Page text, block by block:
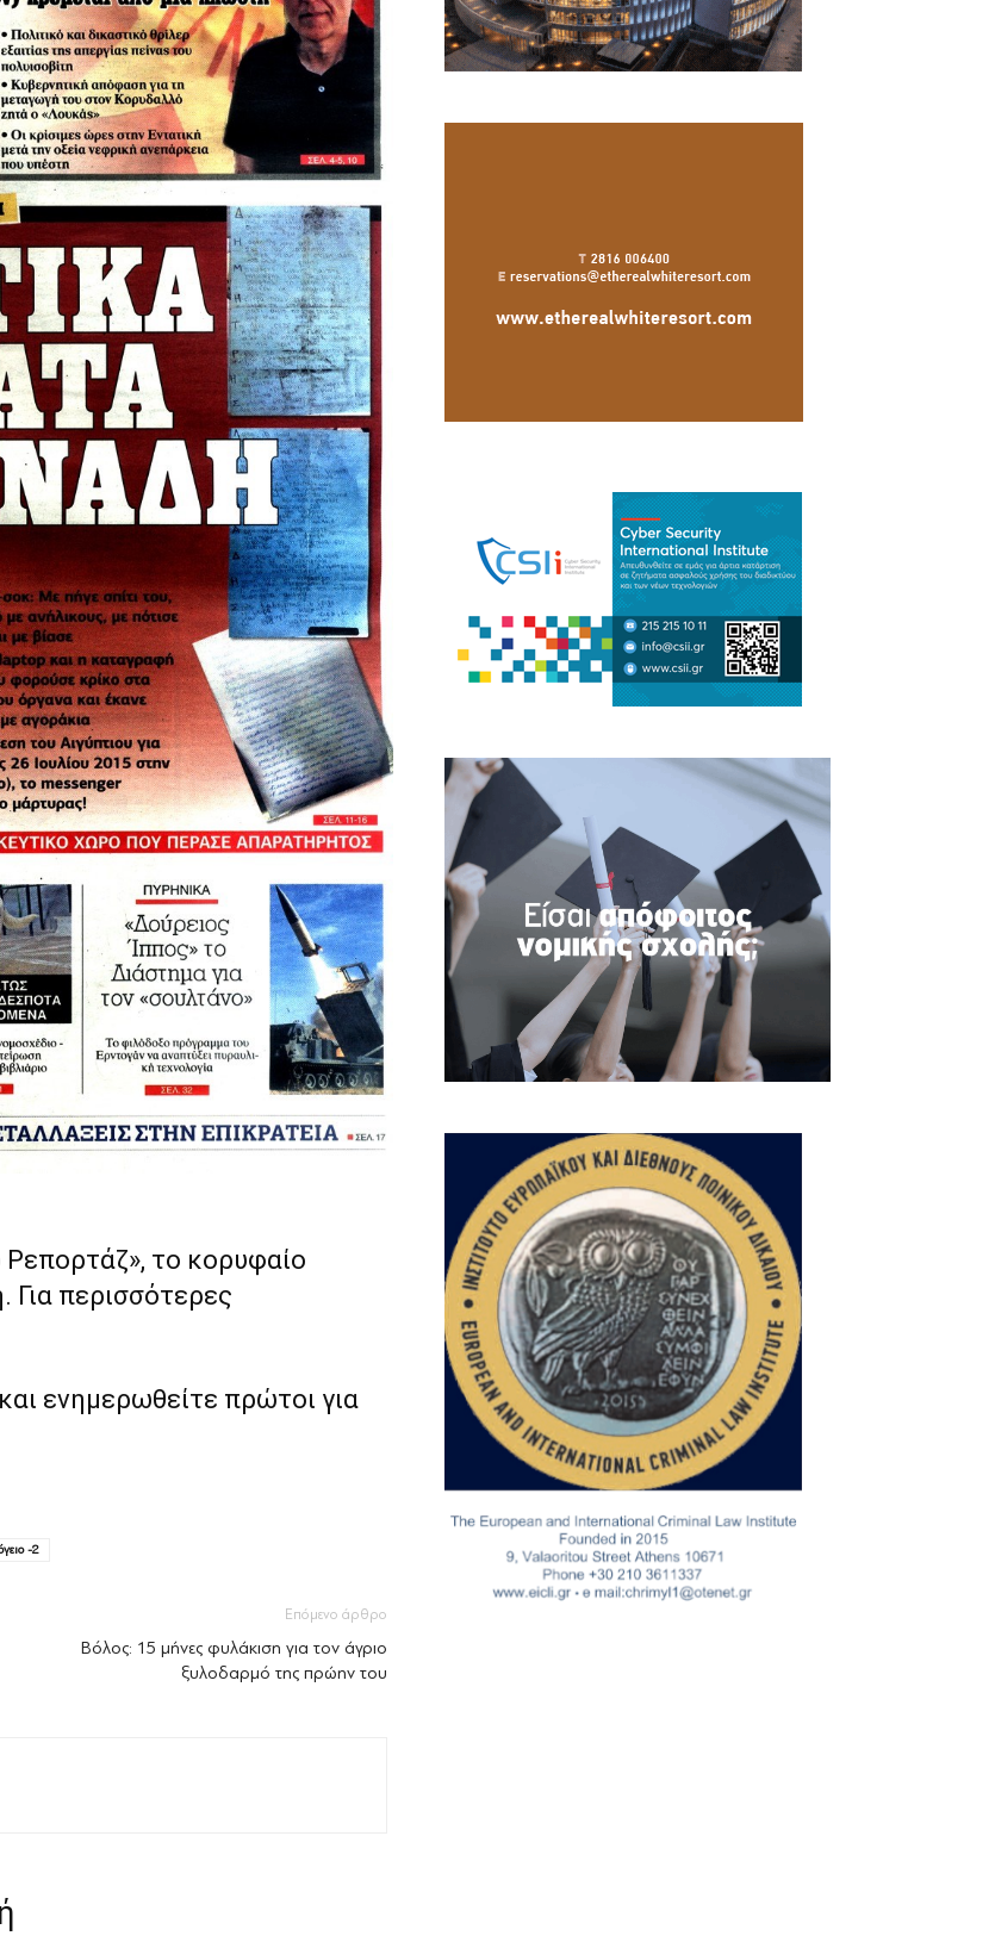
Ρεπορτάζ», το κορυφαίο
Για περισσότερες
και ενημερωθείτε πρώτοι για
-2
Επόμενο άρθρο
Βόλος: 15 μήνες φυλάκιση για τον άγριο
ξυλοδαρμό της πρώην του